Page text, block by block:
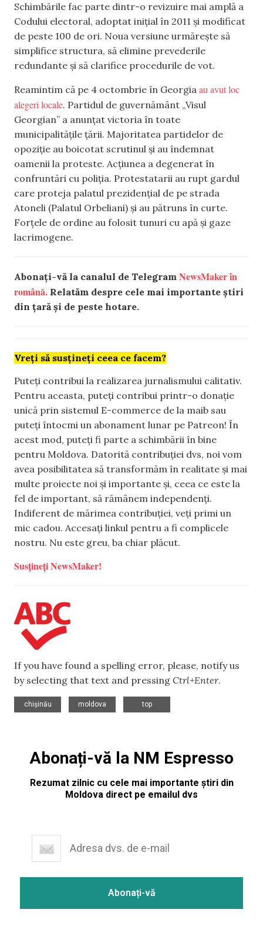
Schimbările fac parte dintr-o revizuire mai amplă a
Codului electoral, adoptat inițial în 2011 și modificat
de peste 100 de ori. Noua versiune urmărește să
simplifice structura, să elimine prevederile
redundante și să clarifice procedurile de vot.
Reamintim că pe 4 octombrie în Georgia au avut loc
alegeri locale. Partidul de guvernământ „Visul
Georgian” a anunțat victoria în toate
municipalitățile țării. Majoritatea partidelor de
opoziție au boicotat scrutinul și au îndemnat
oamenii la proteste. Acțiunea a degenerat în
confruntări cu poliția. Protestatarii au rupt gardul
care proteja palatul prezidențial de pe strada
Atoneli (Palatul Orbeliani) și au pătruns în curte.
Forțele de ordine au folosit tunuri cu apă și gaze
lacrimogene.
Abonați-vă la canalul de Telegram NewsMaker în
română. Relatăm despre cele mai importante știri
din țară și de peste hotare.
Vreți să susțineți ceea ce facem?
Puteți contribui la realizarea jurnalismului calitativ.
Pentru aceasta, puteți contribui printr-o donație
unică prin sistemul E-commerce de la maib sau
puteți întocmi un abonament lunar pe Patreon! În
acest mod, puteți fi parte a schimbării în bine
pentru Moldova. Datorită contribuției dvs, noi vom
avea posibilitatea să transformăm în realitate și mai
multe proiecte noi și importante și, ceea ce este la
fel de important, să rămânem independenți.
Indiferent de mărimea contribuției, veți primi un
mic cadou. Accesați linkul pentru a fi complicele
nostru. Nu este greu, ba chiar plăcut.
Susțineți NewsMaker!
If you have found a spelling error, please, notify us
by selecting that text and pressing Ctrl+Enter.
chișinău
moldova
top
Abonați-vă la NM Espresso
Rezumat zilnic cu cele mai importante știri din
Moldova direct pe emailul dvs